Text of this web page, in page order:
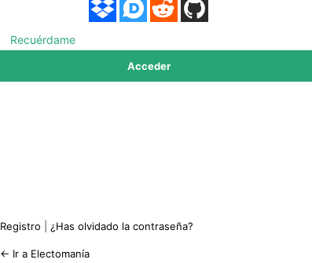
Recuérdame
Registro ¿Has olvidado la contraseña?
← Ir a Electomanía